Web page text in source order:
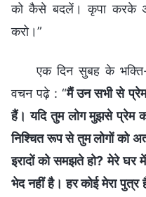
को कैसे बदलें। कृपा करके
करो।”
एक दिन सुबह के
वचन पढ़े : “मैं उन सभी से प्रेम
हैं। यदि तुम लोग मुझसे प्रेम
निश्चित रूप से तुम लोगों को
इरादों को समझते हो? मेरे घर
भेद नहीं है। हर कोई मेरा पुत्र